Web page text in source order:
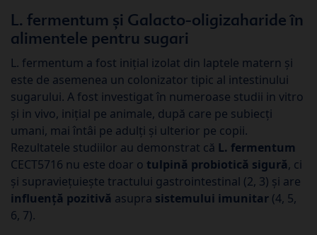
L. fermentum și Galacto-oligizaharide în
alimentele pentru sugari
L. fermentum a fost inițial izolat din laptele matern și
este de asemenea un colonizator tipic al intestinului
sugarului. A fost investigat în numeroase studii in vitro
și in vivo, inițial pe animale, după care pe subiecți
umani, mai întâi pe adulți și ulterior pe copii.
Rezultatele studiilor au demonstrat că L. fermentum
CECT5716 nu este doar o tulpină probiotică sigură, ci
și supraviețuiește tractului gastrointestinal (2, 3) și are
influență pozitivă asupra sistemului imunitar (4, 5,
6, 7).